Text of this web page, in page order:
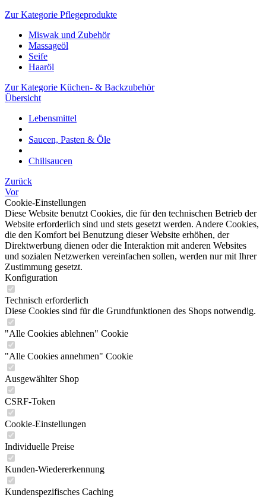
Zur Kategorie Pflegeprodukte
Miswak und Zubehör
Massageöl
Seife
Haaröl
Zur Kategorie Küchen- & Backzubehör
Übersicht
Lebensmittel
Saucen, Pasten & Öle
Chilisaucen
Zurück
Vor
Cookie-Einstellungen
Diese Website benutzt Cookies, die für den technischen Betrieb der
Website erforderlich sind und stets gesetzt werden. Andere Cookies,
die den Komfort bei Benutzung dieser Website erhöhen, der
Direktwerbung dienen oder die Interaktion mit anderen Websites
und sozialen Netzwerken vereinfachen sollen, werden nur mit Ihrer
Zustimmung gesetzt.
Konfiguration
Technisch erforderlich
Diese Cookies sind für die Grundfunktionen des Shops notwendig.
"Alle Cookies ablehnen" Cookie
"Alle Cookies annehmen" Cookie
Ausgewählter Shop
CSRF-Token
Cookie-Einstellungen
Individuelle Preise
Kunden-Wiedererkennung
Kundenspezifisches Caching